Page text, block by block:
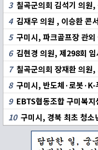
3칠곡군의회 김석기 의원, 공
4김재우 의원 , 이승환 콘서트 대
5구미시, 파크골프장 관외
6김현경 의원, 제298회 임
7칠곡군의회 장재환 의원,
8구미시, 반도체·로봇·K-
9EBTS협동조합 구미복지
10구미시, 경북 최초 청소년